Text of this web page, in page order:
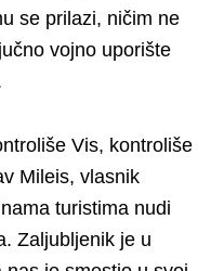
se prilazi, ničim ne
vojno uporište
Vis, kontroliše
Mileis, vlasnik
turistima nudi
Zaljubljenik je u